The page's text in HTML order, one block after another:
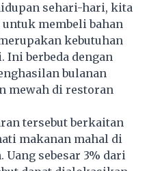
sehari-hari, kita
membeli bahan
kebutuhan
Ini berbeda dengan
bulanan
mewah di restoran
tersebut berkaitan
makanan mahal di
sebesar 3% dari